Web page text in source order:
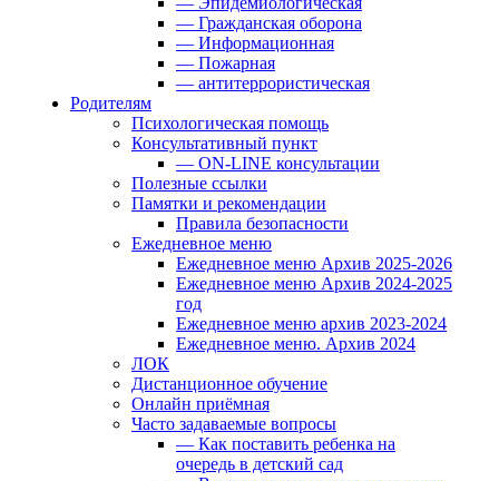
— Гражданская оборона
— Информационная
— Пожарная
— антитеррористическая
Родителям
Психологическая помощь
Консультативный пункт
— ON-LINE консультации
Полезные ссылки
Памятки и рекомендации
Правила безопасности
Ежедневное меню
Ежедневное меню Архив 2025-2026
Ежедневное меню Архив 2024-2025
год
Ежедневное меню архив 2023-2024
Ежедневное меню. Архив 2024
ЛОК
Дистанционное обучение
Онлайн приёмная
Часто задаваемые вопросы
— Как поставить ребенка на
очередь в детский сад